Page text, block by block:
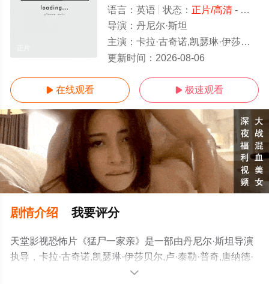
语言： 英语 状态： 正片/高清- 免费在线观看
导演： 丹尼尔·斯坦
主演： 卡拉·古奇诺,凯瑟琳·伊莎贝尔,卢·泰勒·普奇,唐纳德·沙利斯,凯文·麦克纳尔蒂,Jason,William,Day,杰森·麦金农,罗曼
更新时间： 2026-08-06
 在线观看  极速观看
剧情介绍 我要评分
天堂影视恐怖片《猛尸一家亲》是一部由丹尼尔·斯坦导演
执导，卡拉·古奇诺,凯瑟琳·伊莎贝尔,卢·泰勒·普奇,唐纳德·
沙利斯,凯文·麦克纳尔蒂,Jason,William,Day,杰森·麦金农,罗
